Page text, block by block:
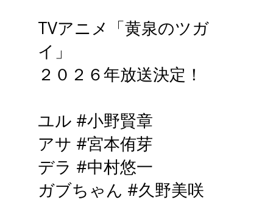
TVアニメ「黄泉のツガ
イ」
２０２６年放送決定！
ユル #小野賢章
アサ #宮本侑芽
デラ #中村悠一
ガブちゃん #久野美咲